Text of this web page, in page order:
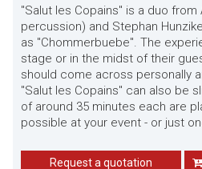
"Salut les Copains" is a duo
percussion) and Stephan
as "Chommerbuebe". The
stage or in the midst of their
should come across personally
"Salut les Copains" can also be
of around 35 minutes each are
possible at your event - or just
Request a quotation